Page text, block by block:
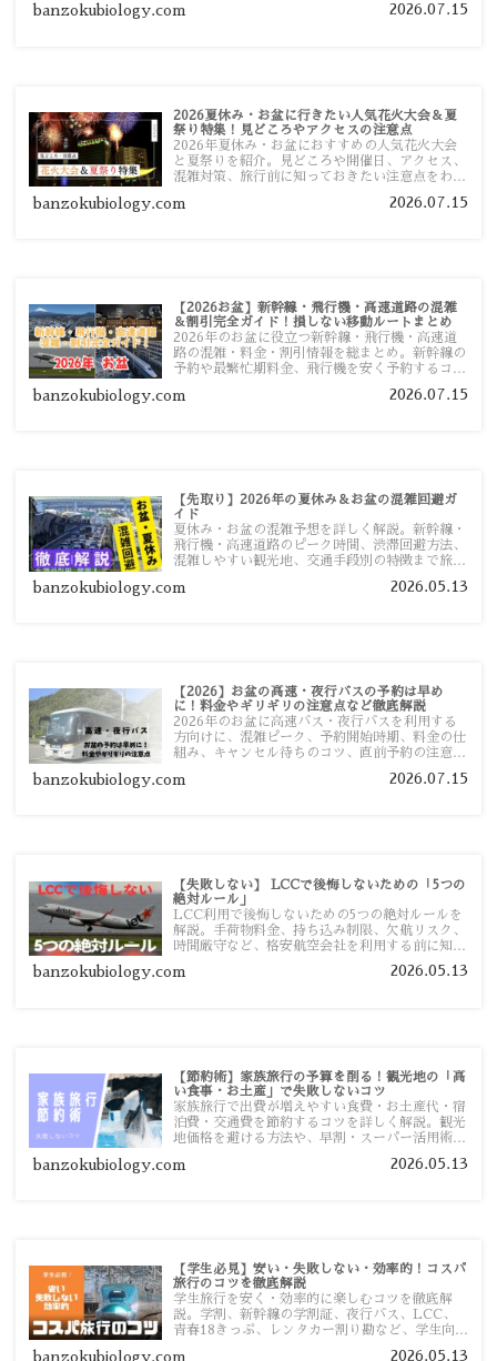
す。
banzokubiology.com 2026.07.15
2026夏休み・お盆に行きたい人気花火大会＆夏
祭り特集！見どころやアクセスの注意点
2026年夏休み・お盆におすすめの人気花火大会
と夏祭りを紹介。見どころや開催日、アクセス、
混雑対策、旅行前に知っておきたい注意点をわか
banzokubiology.com 2026.07.15
【2026お盆】新幹線・飛行機・高速道路の混雑
＆割引完全ガイド！損しない移動ルートまとめ
2026年のお盆に役立つ新幹線・飛行機・高速道
路の混雑・料金・割引情報を総まとめ。新幹線の
予約や最繁忙期料金、飛行機を安く予約するコ
い移動方法を分かりやすく解説します。
banzokubiology.com 2026.07.15
【先取り】2026年の夏休み＆お盆の混雑回避ガ
イド
夏休み・お盆の混雑予想を詳しく解説。新幹線・
飛行機・高速道路のピーク時間、渋滞回避方法、
混雑しやすい観光地、交通手段別の特徴まで旅行
banzokubiology.com 2026.05.13
【2026】お盆の高速・夜行バスの予約は早め
に！料金やギリギリの注意点など徹底解説
2026年のお盆に高速バス・夜行バスを利用する
方向けに、混雑ピーク、予約開始時期、料金の仕
組み、キャンセル待ちのコツ、直前予約の注意点
banzokubiology.com 2026.07.15
【失敗しない】 LCCで後悔しないための「5つの
絶対ルール」
LCC利用で後悔しないための5つの絶対ルールを
解説。手荷物料金、持ち込み制限、欠航リスク、
時間厳守など、格安航空会社を利用する前に知っ
す。
banzokubiology.com 2026.05.13
【節約術】家族旅行の予算を削る！観光地の「高
い食事・お土産」で失敗しないコツ
家族旅行で出費が増えやすい食費・お土産代・宿
泊費・交通費を節約するコツを詳しく解説。観光
地価格を避ける方法や、早割・スーパー活用術、
banzokubiology.com 2026.05.13
【学生必見】安い・失敗しない・効率的！コスパ
旅行のコツを徹底解説
学生旅行を安く・効率的に楽しむコツを徹底解
説。学割、新幹線の学割証、夜行バス、LCC、
青春18きっぷ、レンタカー割り勘など、学生向け
banzokubiology.com 2026.05.13